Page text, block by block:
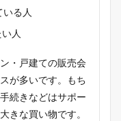
る人
人
・戸建ての販売会
が多いです。もち
続きなどはサポー
きな買い物です。